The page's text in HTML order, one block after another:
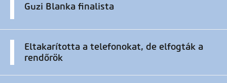
Guzi Blanka finalista
Eltakarította a telefonokat, de elfogták a
rendőrök